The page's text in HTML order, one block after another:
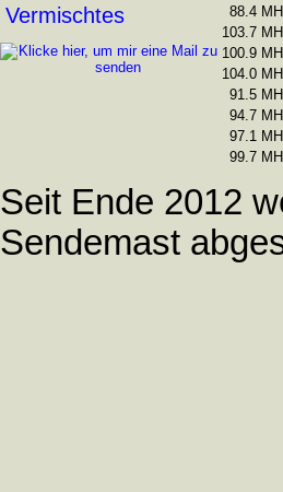
Vermischtes
88.4
103.7
100.9
104.0
91.5
94.7
97.1
99.7
Seit Ende 2012
Sendemast